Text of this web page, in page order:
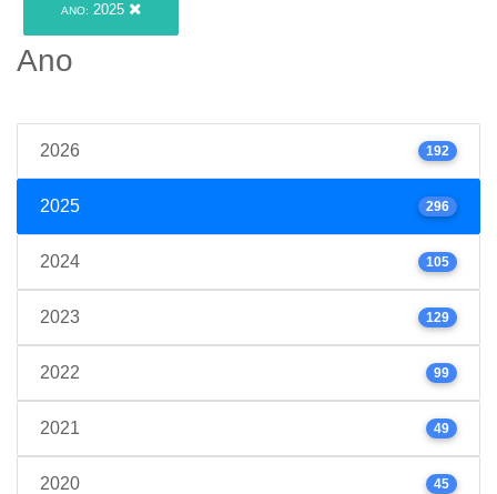
ANO: 2025
Ano
2026 192
2025 296
2024 105
2023 129
2022 99
2021 49
2020 45